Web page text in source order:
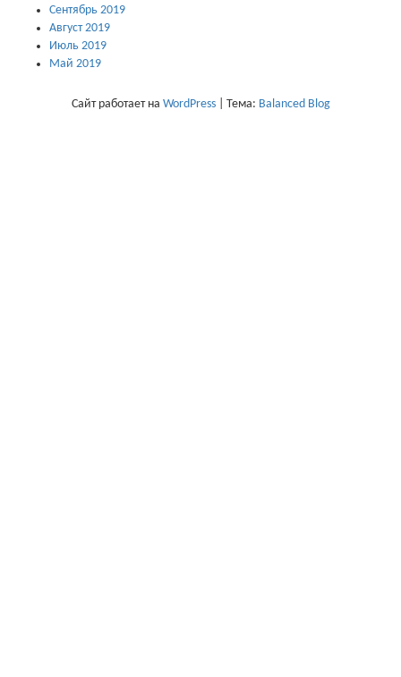
Сентябрь 2019
Август 2019
Июль 2019
Май 2019
Сайт работает на WordPress Тема: Balanced Blog